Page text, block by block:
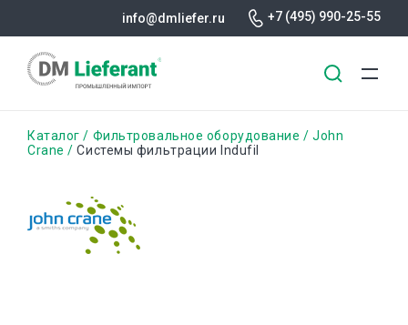
info@dmliefer.ru +7 (495) 990-25-55
Строка
Каталог Фильтровальное оборудование
John
Crane
Системы фильтрации Indufil